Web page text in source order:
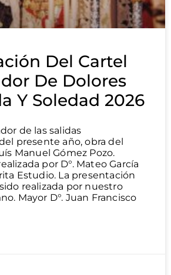
Del Cartel
De Dolores
Y Soledad 2026
de las salidas
presente año, obra del
Manuel Gómez Pozo.
por D°. Mateo García
Estudio. La presentación
realizada por nuestro
Mayor D°. Juan Francisco